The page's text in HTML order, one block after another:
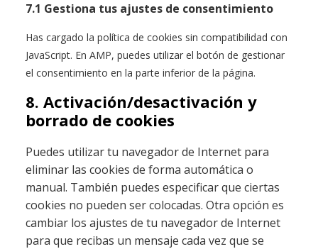
7.1 Gestiona tus ajustes de consentimiento
Has cargado la política de cookies sin compatibilidad con
JavaScript. En AMP, puedes utilizar el botón de gestionar
el consentimiento en la parte inferior de la página.
8. Activación/desactivación y
borrado de cookies
Puedes utilizar tu navegador de Internet para
eliminar las cookies de forma automática o
manual. También puedes especificar que ciertas
cookies no pueden ser colocadas. Otra opción es
cambiar los ajustes de tu navegador de Internet
para que recibas un mensaje cada vez que se